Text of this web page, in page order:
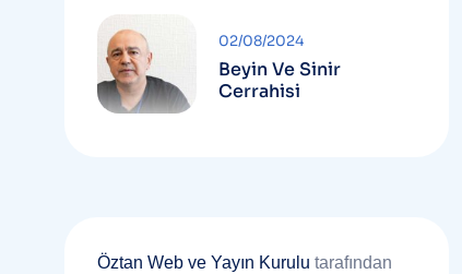
Beyin Ve Sinir
Cerrahisi
02/08/2024
Öztan Web ve Yayın Kurulu tarafından